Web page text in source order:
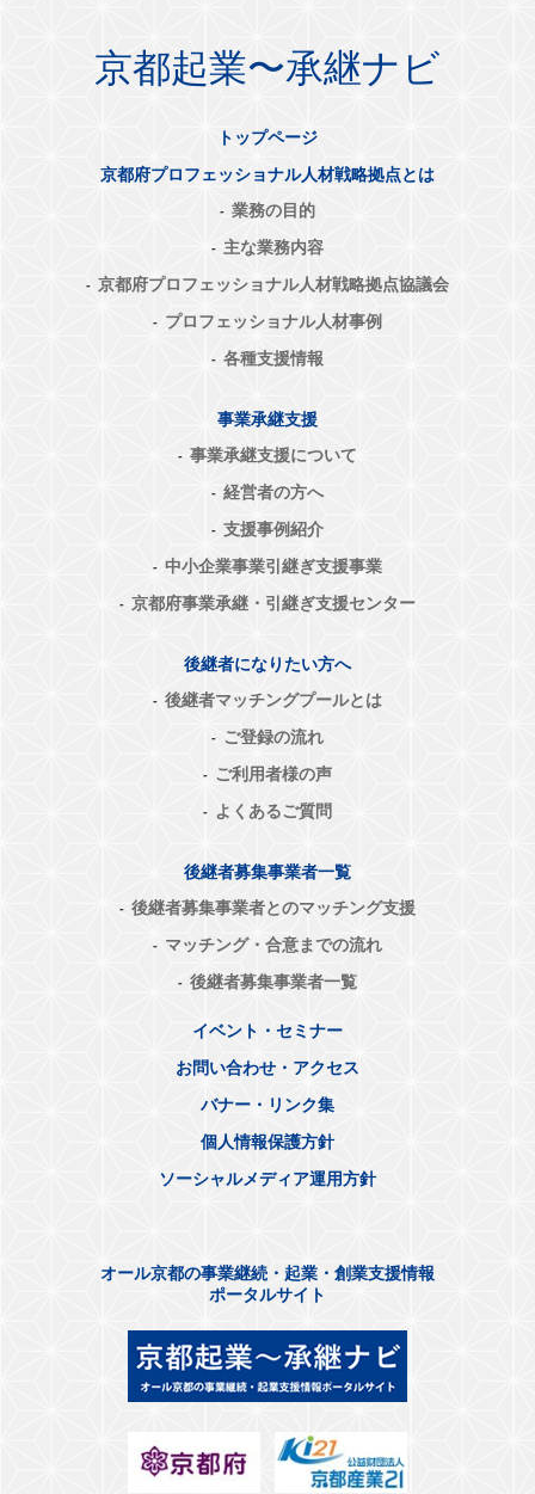
京都起業〜承継ナビ
トップページ
京都府プロフェッショナル人材戦略拠点とは
業務の目的
主な業務内容
京都府プロフェッショナル人材戦略拠点協議会
プロフェッショナル人材事例
各種支援情報
事業承継支援
事業承継支援について
経営者の方へ
支援事例紹介
中小企業事業引継ぎ支援事業
京都府事業承継・引継ぎ支援センター
後継者になりたい方へ
後継者マッチングプールとは
ご登録の流れ
ご利用者様の声
よくあるご質問
後継者募集事業者一覧
後継者募集事業者とのマッチング支援
マッチング・合意までの流れ
後継者募集事業者一覧
イベント・セミナー
お問い合わせ・アクセス
バナー・リンク集
個人情報保護方針
ソーシャルメディア運用方針
オール京都の事業継続・起業・創業支援情報
ポータルサイト